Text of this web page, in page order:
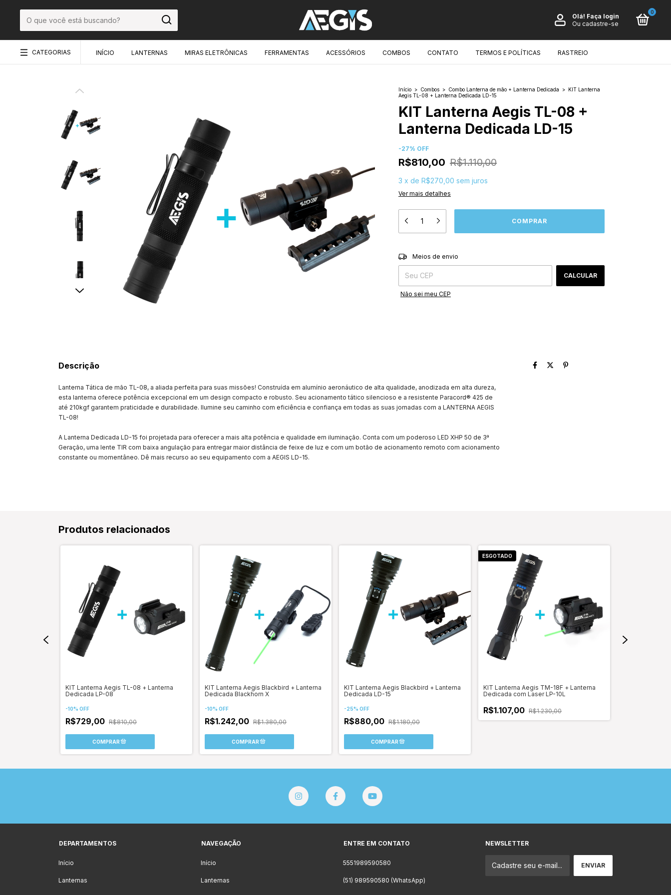
Olá! Faça login
Ou cadastre-se
0
CATEGORIAS INÍCIO LANTERNAS MIRAS ELETRÔNICAS FERRAMENTAS ACESSÓRIOS COMBOS CONTATO TERMOS E POLÍTICAS RASTREIO
Início > Combos > Combo Lanterna de mão + Lanterna Dedicada > KIT Lanterna
Aegis TL-08 + Lanterna Dedicada LD-15
KIT Lanterna Aegis TL-08 +
Lanterna Dedicada LD-15
-27% OFF
R$810,00 R$1.110,00
3 x de R$270,00 sem juros
Ver mais detalhes
Entregas para o CEP:
Meios de envio
CALCULAR
Não sei meu CEP
Descrição
Lanterna Tática de mão TL-08, a aliada perfeita para suas missões! Construída em alumínio aeronáutico de alta qualidade, anodizada em alta dureza,
esta lanterna oferece potência excepcional em um design compacto e robusto. Seu acionamento tático silencioso e a resistente Paracord® 425 de
até 210kgf garantem praticidade e durabilidade. Ilumine seu caminho com eficiência e confiança em todas as suas jornadas com a LANTERNA AEGIS
TL-08!
A Lanterna Dedicada LD-15 foi projetada para oferecer a mais alta potência e qualidade em iluminação. Conta com um poderoso LED XHP 50 de 3ª
Geração, uma lente TIR com baixa angulação para entregar maior distância de feixe de luz e com um botão de acionamento remoto com acionamento
constante ou momentâneo. Dê mais recurso ao seu equipamento com a AEGIS LD-15.
Produtos relacionados
KIT Lanterna Aegis TL-08 + Lanterna
Dedicada LP-08
-10% OFF
R$729,00 R$810,00
KIT Lanterna Aegis Blackbird + Lanterna
Dedicada Blackhorn X
-10% OFF
R$1.242,00 R$1.380,00
KIT Lanterna Aegis Blackbird + Lanterna
Dedicada LD-15
-25% OFF
R$880,00 R$1.180,00
ESGOTADO
KIT Lanterna Aegis TM-18F + Lanterna
Dedicada com Laser LP-10L
R$1.107,00 R$1.230,00
DEPARTAMENTOS
Início
Lanternas
NAVEGAÇÃO
Início
Lanternas
ENTRE EM CONTATO
5551989590580
(51) 989590580 (WhatsApp)
NEWSLETTER